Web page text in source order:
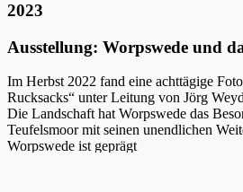
2023
Ausstellung: Worpswede und
Im Herbst 2022 fand eine achttägige
Rucksacks“ unter Leitung von Jörg
Die Landschaft hat Worpswede das
Teufelsmoor mit seinen unendlichen
Worpswede ist geprägt